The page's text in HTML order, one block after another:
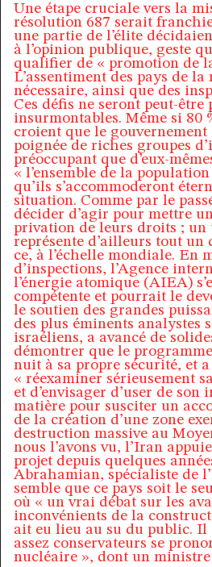
Une étape cruciale vers la
résolution 687 serait
une partie de l’élite
à l’opinion publique, geste
qualifier de « promotion de
L’assentiment des pays de
nécessaire, ainsi que des
Ces défis ne seront peut-être
insurmontables. Même si 80
croient que le gouvernement
poignée de riches groupes
préoccupant que d’eux-
« l’ensemble de la
qu’ils s’accommoderont
situation. Comme par le
décider d’agir pour mettre
privation de leurs droits ; un
représente d’ailleurs tout un
ce, à l’échelle mondiale. En
d’inspections, l’Agence
l’énergie atomique (AIEA)
compétente et pourrait le
le soutien des grandes
des plus éminents analystes
israéliens, a avancé de
démontrer que le
nuit à sa propre sécurité, et a
« réexaminer sérieusement
et d’envisager d’user de son
matière pour susciter un
de la création d’une zone
destruction massive au
nous l’avons vu, l’Iran
projet depuis quelques
Abrahamian, spécialiste de
semble que ce pays soit le
où « un vrai débat sur les
inconvénients de la
ait eu lieu au su du public.
assez conservateurs se
nucléaire », dont un ministre